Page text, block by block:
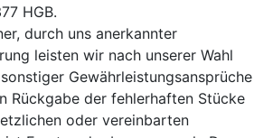
HGB.
durch uns anerkannter
leisten wir nach unserer Wahl
Gewährleistungsansprüche
Rückgabe der fehlerhaften Stücke
oder vereinbarten